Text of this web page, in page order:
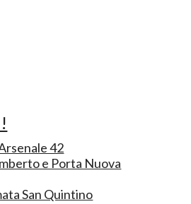
42
e Porta Nuova
San Quintino